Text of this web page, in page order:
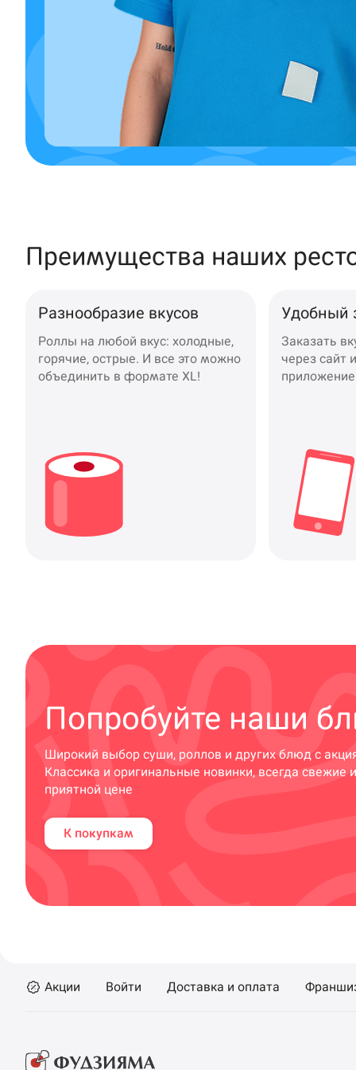
Преимущества наших
Разнообразие вкусов
Роллы на любой вкус: холодные,
горячие, острые. И все это можно
объединить в формате XL!
Удобный
Заказать
через сайт
приложение
Попробуйте наши
Широкий выбор суши, роллов и других блюд с
Классика и оригинальные новинки, всегда свежие
приятной цене
К покупкам
Акции Войти Доставка и оплата